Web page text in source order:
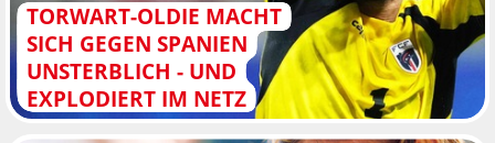
TORWART-OLDIE MACHT
SICH GEGEN SPANIEN
UNSTERBLICH - UND
EXPLODIERT IM NETZ